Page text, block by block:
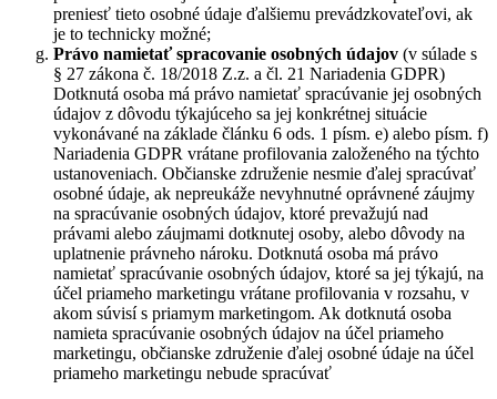
preniesť tieto osobné údaje ďalšiemu prevádzkovateľovi, ak
je to technicky možné;
Právo namietať spracovanie osobných údajov (v súlade s
§ 27 zákona č. 18/2018 Z.z. a čl. 21 Nariadenia GDPR)
Dotknutá osoba má právo namietať spracúvanie jej osobných
údajov z dôvodu týkajúceho sa jej konkrétnej situácie
vykonávané na základe článku 6 ods. 1 písm. e) alebo písm. f)
Nariadenia GDPR vrátane profilovania založeného na týchto
ustanoveniach. Občianske združenie nesmie ďalej spracúvať
osobné údaje, ak nepreukáže nevyhnutné oprávnené záujmy
na spracúvanie osobných údajov, ktoré prevažujú nad
právami alebo záujmami dotknutej osoby, alebo dôvody na
uplatnenie právneho nároku. Dotknutá osoba má právo
namietať spracúvanie osobných údajov, ktoré sa jej týkajú, na
účel priameho marketingu vrátane profilovania v rozsahu, v
akom súvisí s priamym marketingom. Ak dotknutá osoba
namieta spracúvanie osobných údajov na účel priameho
marketingu, občianske združenie ďalej osobné údaje na účel
priameho marketingu nebude spracúvať